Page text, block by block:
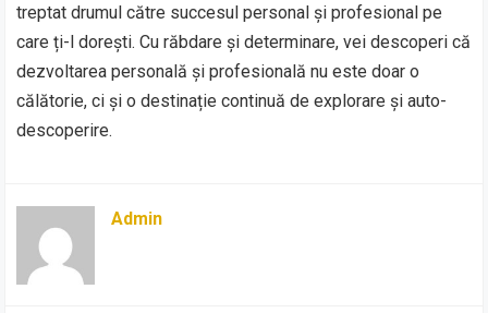
treptat drumul către succesul personal și profesional pe
care ți-l dorești. Cu răbdare și determinare, vei descoperi că
dezvoltarea personală și profesională nu este doar o
călătorie, ci și o destinație continuă de explorare și auto-
descoperire.
Admin